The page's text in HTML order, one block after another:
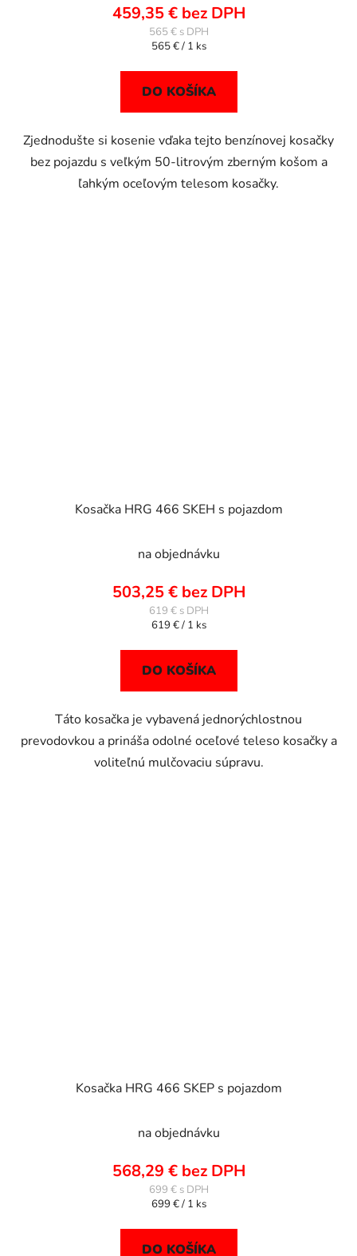
459,35 € bez DPH
565 €
Jednotková
565 € / 1 ks
DO KOŠÍKA
Zjednodušte si kosenie vďaka tejto benzínovej kosačky
bez pojazdu s veľkým 50-litrovým zberným košom a
ľahkým oceľovým telesom kosačky.
Kosačka HRG 466 SKEH s pojazdom
na objednávku
503,25 € bez DPH
619 €
Jednotková
619 € / 1 ks
DO KOŠÍKA
Táto kosačka je vybavená jednorýchlostnou
prevodovkou a prináša odolné oceľové teleso kosačky a
voliteľnú mulčovaciu súpravu.
Kosačka HRG 466 SKEP s pojazdom
na objednávku
568,29 € bez DPH
699 €
Jednotková
699 € / 1 ks
DO KOŠÍKA